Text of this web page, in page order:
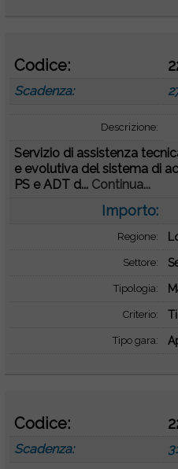
Codice:
Scadenza:
Descrizione:
Servizio di assistenza
e evolutiva del sistema di
PS e ADT d... Continua...
Importo:
Regione:
Settore:
Tipologia:
Criterio:
Tipo gara:
Codice:
Scadenza: